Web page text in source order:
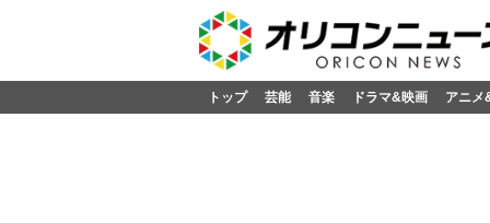
トップ 芸能 音楽 ドラマ&映画 アニメ